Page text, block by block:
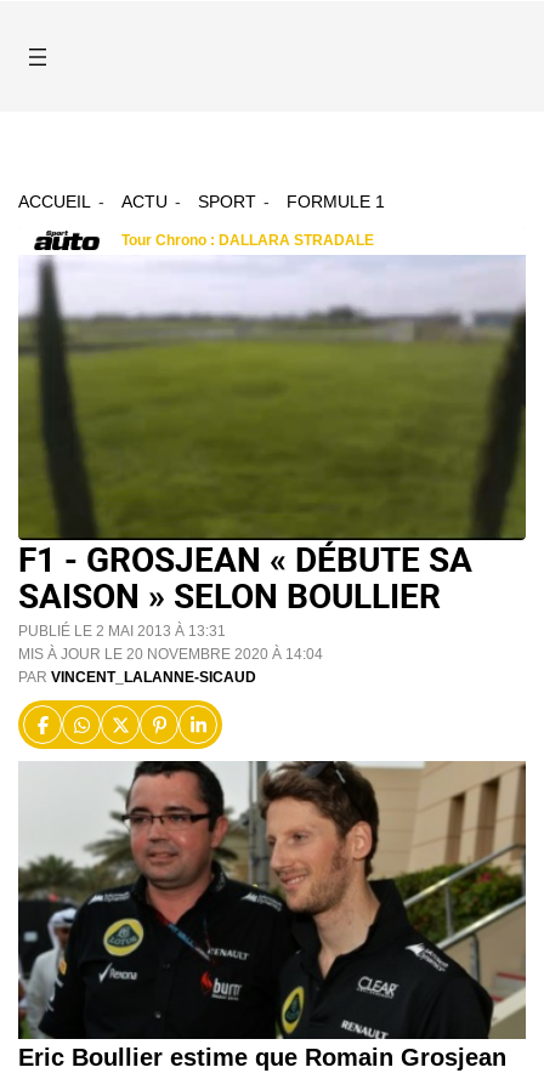
ACCUEIL ACTU SPORT FORMULE 1
F1 - GROSJEAN « DÉBUTE SA
SAISON » SELON BOULLIER
PUBLIÉ LE 2 MAI 2013 À 13:31
MIS À JOUR LE 20 NOVEMBRE 2020 À 14:04
PAR VINCENT_LALANNE-SICAUD
Eric Boullier estime que Romain Grosjean